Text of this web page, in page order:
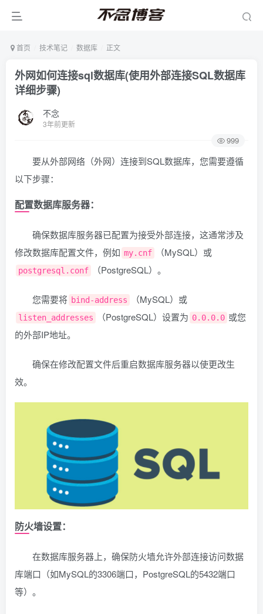
首页 技术笔记 数据库 正文
外网如何连接sql数据库(使用外部连接SQL数据库
详细步骤)
不念
3年前更新
999
要从外部网络（外网）连接到SQL数据库，您需要遵循
以下步骤：
配置数据库服务器：
确保数据库服务器已配置为接受外部连接，这通常涉及
修改数据库配置文件，例如 my.cnf （MySQL）或
postgresql.conf （PostgreSQL）。
您需要将 bind-address （MySQL）或
listen_addresses （PostgreSQL）设置为 0.0.0.0 或您
的外部IP地址。
确保在修改配置文件后重启数据库服务器以使更改生
效。
防火墙设置：
在数据库服务器上，确保防火墙允许外部连接访问数据
库端口（如MySQL的3306端口，PostgreSQL的5432端口
等）。